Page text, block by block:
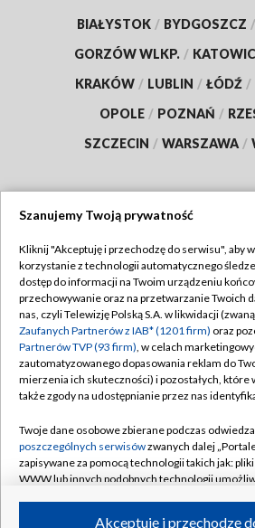
BIAŁYSTOK / BYDGOSZCZ /
GORZÓW WLKP. /
KRAKÓW / LUBLIN / ŁÓDŹ /
OPOLE / POZNAŃ /
SZCZECIN / WARSZAWA /
TVP
Abonament TVP
Emisja w TVP
Centrum informacji TVP
Naziemna Telewizja Cyfrowa
Rada Programowa
System NOS
Informacje o nadawcy
Regulamin
Polityka
Moje zgody
Pomoc
Kontakt
Kanały
Szanujemy Twoją prywatność
Kliknij "Akceptuję i przechodzę do serwisu", aby
korzystanie z technologii automatycznego
dostęp do informacji na Twoim urządzeniu
przechowywanie oraz na przetwarzanie Twoich
nas, czyli Telewizję Polską S.A. w likwidacji
Zaufanych Partnerów z IAB* (1201 firm) oraz
Partnerów TVP (93 firm), w celach
zautomatyzowanego dopasowania reklam do
mierzenia ich skuteczności) i pozostałych, które
także zgody na udostępnianie przez nas
Twoje dane osobowe zbierane podczas
poszczególnych serwisówzwanych dalej
zapisywane za pomocą technologii takich jak:
WWW lub innych podobnych technologii
Akceptuję i przechodzę